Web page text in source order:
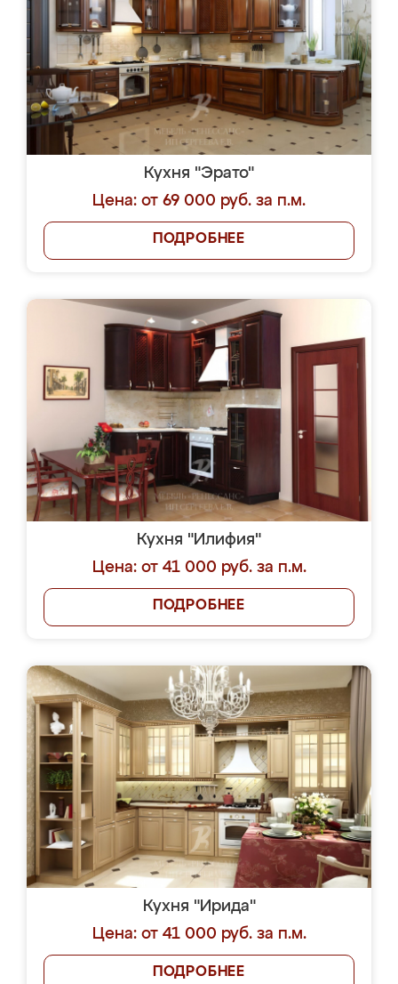
Кухня "Эрато"
Цена: от 69 000 руб. за п.м.
ПОДРОБНЕЕ
Кухня "Илифия"
Цена: от 41 000 руб. за п.м.
ПОДРОБНЕЕ
Кухня "Ирида"
Цена: от 41 000 руб. за п.м.
ПОДРОБНЕЕ